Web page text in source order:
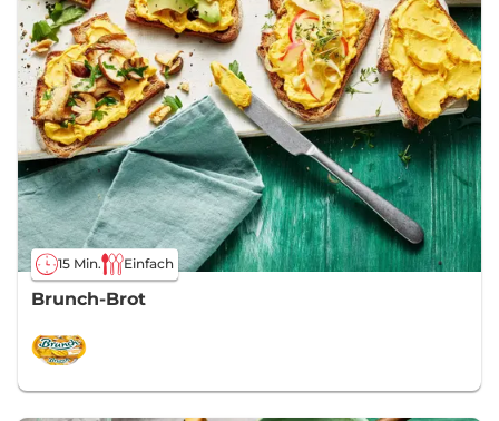
15 Min. Einfach
Brunch-Brot